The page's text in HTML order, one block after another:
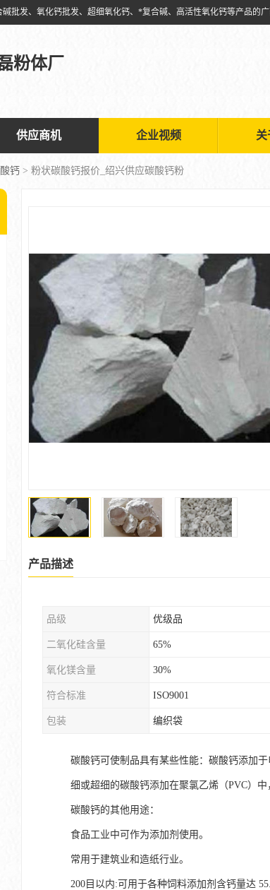
粉体厂
供应商机 企业视频 关
钙 > 粉状碳酸钙报价_绍兴供应碳酸钙粉
产品描述
品级 优级品
二氧化硅含量 65%
氧化镁含量 30%
符合标准 ISO9001
包装 编织袋
碳酸钙可使制品具有某些性能：碳酸钙添加
细或超细的碳酸钙添加在聚氯乙烯（PVC）中
碳酸钙的其他用途：
食品工业中可作为添加剂使用。
常用于建筑业和造纸行业。
200目以内:可用于各种饲料添加剂含钙量达